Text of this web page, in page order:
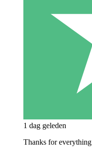
1 dag geleden
Thanks for everything